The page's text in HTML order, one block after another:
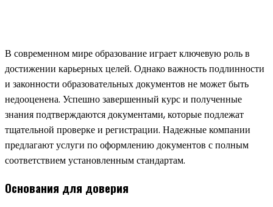
В современном мире образование играет ключевую роль в
достижении карьерных целей. Однако важность подлинности
и законности образовательных документов не может быть
недооценена. Успешно завершенный курс и полученные
знания подтверждаются документами, которые подлежат
тщательной проверке и регистрации. Надежные компании
предлагают услуги по оформлению документов с полным
соответствием установленным стандартам.
Основания для доверия